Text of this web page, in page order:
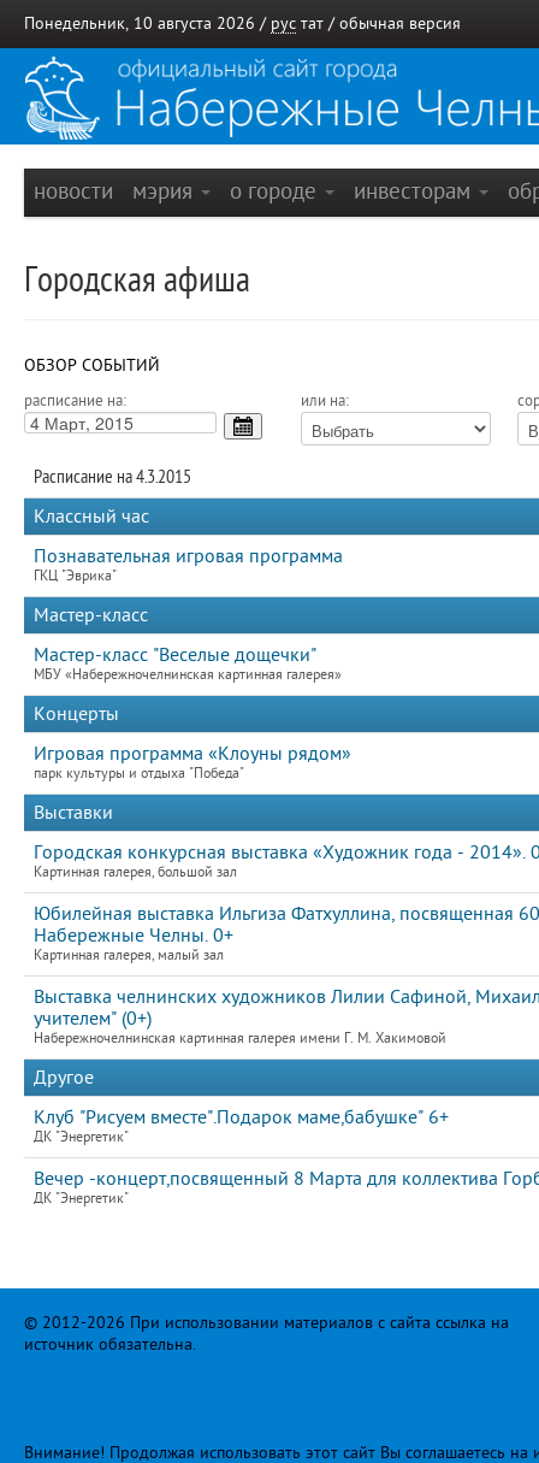
Понедельник, 10 августа 2026 / рус тат / обычная версия
новости мэрия о городе инвесторам
Городская афиша
ОБЗОР СОБЫТИЙ
расписание на: или на:
Расписание на 4.3.2015
Классный час
Познавательная игровая программа
ГКЦ "Эврика"
Мастер-класс
Мастер-класс "Веселые дощечки"
МБУ «Набережночелнинская картинная галерея»
Концерты
Игровая программа «Клоуны рядом»
парк культуры и отдыха "Победа"
Выставки
Городская конкурсная выставка «Художник года - 2014».
Картинная галерея, большой зал
Юбилейная выставка Ильгиза Фатхуллина, посвященная
Набережные Челны. 0+
Картинная галерея, малый зал
Выставка челнинских художников Лилии Сафиной,
учителем" (0+)
Набережночелнинская картинная галерея имени Г. М. Хакимовой
Другое
Клуб "Рисуем вместе".Подарок маме,бабушке" 6+
ДК "Энергетик"
Вечер -концерт,посвященный 8 Марта для коллектива
ДК "Энергетик"
© 2012-2026 При использовании материалов с сайта ссылка на
источник обязательна.
Внимание! Продолжая использовать этот сайт Вы соглашаетесь